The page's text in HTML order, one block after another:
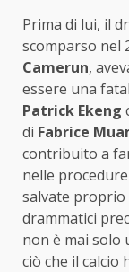
Prima di lui, il
scomparso nel
Camerun,
essere una
Patrick Ekeng
di Fabrice
contribuito a
nelle
salvate proprio
drammatici
non è mai solo
ciò che il calcio